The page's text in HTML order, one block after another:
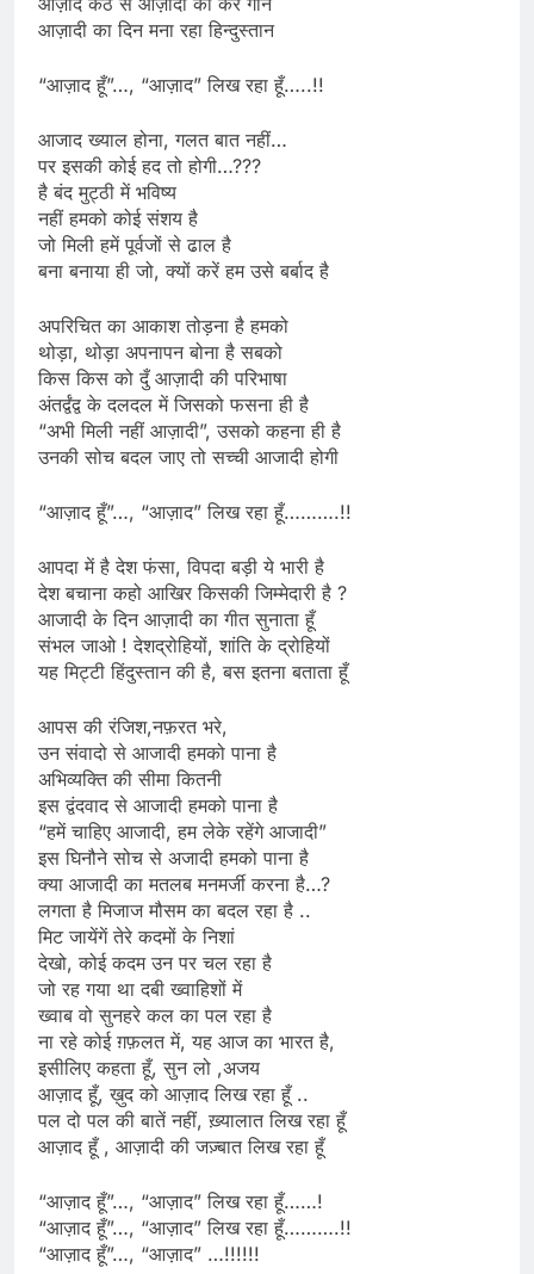
आज़ादी का दिन मना रहा हिन्दुस्तान
“आज़ाद हूँ”…, “आज़ाद” लिख रहा हूँ…..!!
आजाद ख्याल होना, गलत बात नहीं…
पर इसकी कोई हद तो होगी…???
है बंद मुट्ठी में भविष्य
नहीं हमको कोई संशय है
जो मिली हमें पूर्वजों से ढाल है
बना बनाया ही जो, क्यों करें हम उसे बर्बाद है
अपरिचित का आकाश तोड़ना है हमको
थोड़ा, थोड़ा अपनापन बोना है सबको
किस किस को दुँ आज़ादी की परिभाषा
अंतर्द्वंद्व के दलदल में जिसको फसना ही है
“अभी मिली नहीं आज़ादी”, उसको कहना ही है
उनकी सोच बदल जाए तो सच्ची आजादी होगी
“आज़ाद हूँ”…, “आज़ाद” लिख रहा हूँ……….!!
आपदा में है देश फंसा, विपदा बड़ी ये भारी है
देश बचाना कहो आखिर किसकी जिम्मेदारी है ?
आजादी के दिन आज़ादी का गीत सुनाता हूँ
संभल जाओ ! देशद्रोहियों, शांति के द्रोहियों
यह मिट्टी हिंदुस्तान की है, बस इतना बताता हूँ
आपस की रंजिश,नफ़रत भरे,
उन संवादो से आजादी हमको पाना है
अभिव्यक्ति की सीमा कितनी
इस द्वंदवाद से आजादी हमको पाना है
“हमें चाहिए आजादी, हम लेके रहेंगे आजादी”
इस घिनौने सोच से अजादी हमको पाना है
क्या आजादी का मतलब मनमर्जी करना है…?
लगता है मिजाज मौसम का बदल रहा है ..
मिट जायेंगें तेरे कदमों के निशां
देखो, कोई कदम उन पर चल रहा है
जो रह गया था दबी ख्वाहिशों में
ख्वाब वो सुनहरे कल का पल रहा है
ना रहे कोई ग़फ़लत में, यह आज का भारत है,
इसीलिए कहता हूँ, सुन लो ,अजय
आज़ाद हूँ, ख़ुद को आज़ाद लिख रहा हूँ ..
पल दो पल की बातें नहीं, ख़्यालात लिख रहा हूँ
आज़ाद हूँ , आज़ादी की जज़्बात लिख रहा हूँ
“आज़ाद हूँ”…, “आज़ाद” लिख रहा हूँ……!
“आज़ाद हूँ”…, “आज़ाद” लिख रहा हूँ……….!!
“आज़ाद हूँ”…, “आज़ाद” …!!!!!!